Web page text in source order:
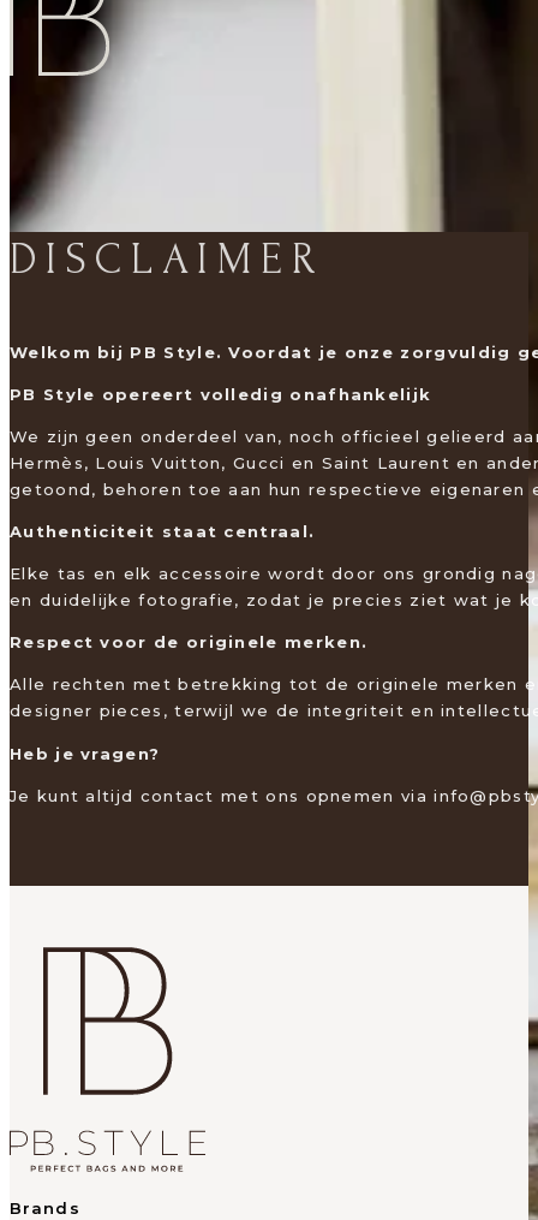
DISCLAIMER
Welkom bij PB Style. Voordat je onze zorgvuldig
PB Style opereert volledig onafhankelijk
We zijn geen onderdeel van, noch officieel gelieerd
Hermès, Louis Vuitton, Gucci en Saint Laurent en
getoond, behoren toe aan hun respectieve
Authenticiteit staat centraal.
Elke tas en elk accessoire wordt door ons grondig
en duidelijke fotografie, zodat je precies ziet wat je
Respect voor de originele merken.
Alle rechten met betrekking tot de originele merken
designer pieces, terwijl we de integriteit en
Heb je vragen?
Je kunt altijd contact met ons opnemen via
Brands